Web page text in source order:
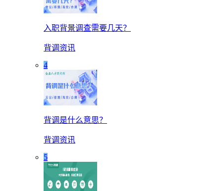
入职背景调查需要几天？
背调资讯
4
背调是什么意思？
背调资讯
5